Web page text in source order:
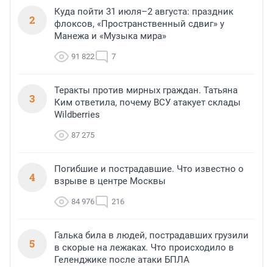
2
Куда пойти 31 июля–2 августа: праздник
флоксов, «Пространственный сдвиг» у
Манежа и «Музыка мира»
91 822 7
3
Теракты против мирных граждан. Татьяна
Ким ответила, почему ВСУ атакует склады
Wildberries
87 275
4
Погибшие и пострадавшие. Что известно о
взрыве в центре Москвы
84 976 216
5
Галька била в людей, пострадавших грузили
в скорые на лежаках. Что происходило в
Геленджике после атаки БПЛА